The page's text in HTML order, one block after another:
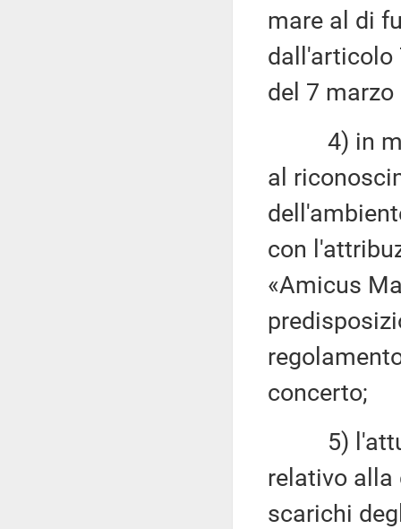
mare al di
dall'articolo
del 7 marzo
4) in
al
con
«Amicus
concerto;
5)
relativo alla
scarichi